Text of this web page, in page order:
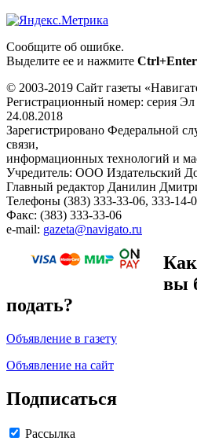
Сообщите об ошибке.
Выделите ее и нажмите Ctrl+Enter
© 2003-2019 Сайт газеты
Регистрационный номер: серия
24.08.2018
Зарегистрировано Федеральной
связи,
информационных технологий и
Учредитель: ООО Издательский
Главный редактор Данилин
Телефоны (383) 333-33-06, 333-14-
Факс: (383) 333-33-06
e-mail: gazeta@navigato.ru
вы
подать?
Объявление в газету
Объявление на сайт
Подписаться
Рассылка